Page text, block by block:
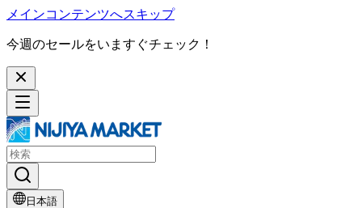
メインコンテンツへスキップ
今週のセールをいますぐチェック！
日本語